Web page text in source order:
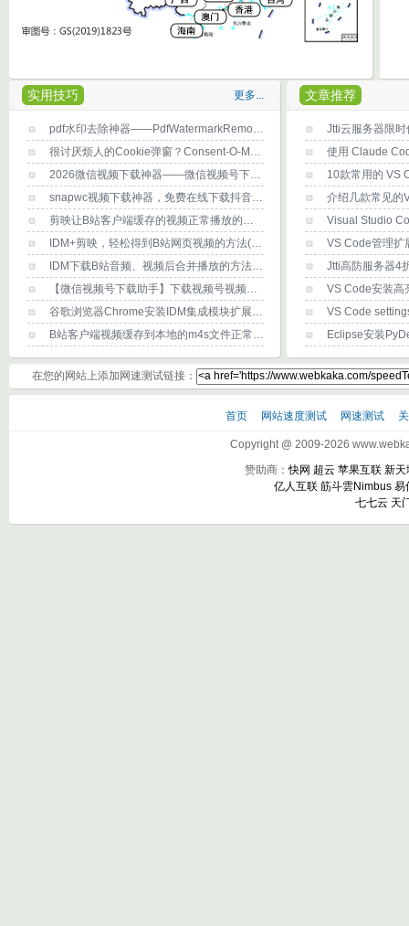
实用技巧 更多...
pdf水印去除神器——PdfWatermarkRemoval，推荐！
很讨厌烦人的Cookie弹窗？Consent-O-Matic浏览器扩展帮你消除烦恼
2026微信视频下载神器——微信视频号下载工具2.6(下载及使用方法)
snapwc视频下载神器，免费在线下载抖音/B站/youtube/x(推特)等任何网站视频？
剪映让B站客户端缓存的视频正常播放的方法(详细图文)
IDM+剪映，轻松得到B站网页视频的方法(详细图文)
IDM下载B站音频、视频后合并播放的方法(详细图文)
【微信视频号下载助手】下载视频号视频的方法-PC版
谷歌浏览器Chrome安装IDM集成模块扩展程序的方法
B站客户端视频缓存到本地的m4s文件正常打开播放方法
文章推荐
使用 Claude
10款常用的 VS
Visual Studio
VS Code
在您的网站上添加网速测试链接：
首页 网站速度测试 网速测试
Copyright @ 2009-2026
赞助商：快网 超云 苹果互联 新天
亿人互联 筋斗雲Nimbus 易
七七云 天